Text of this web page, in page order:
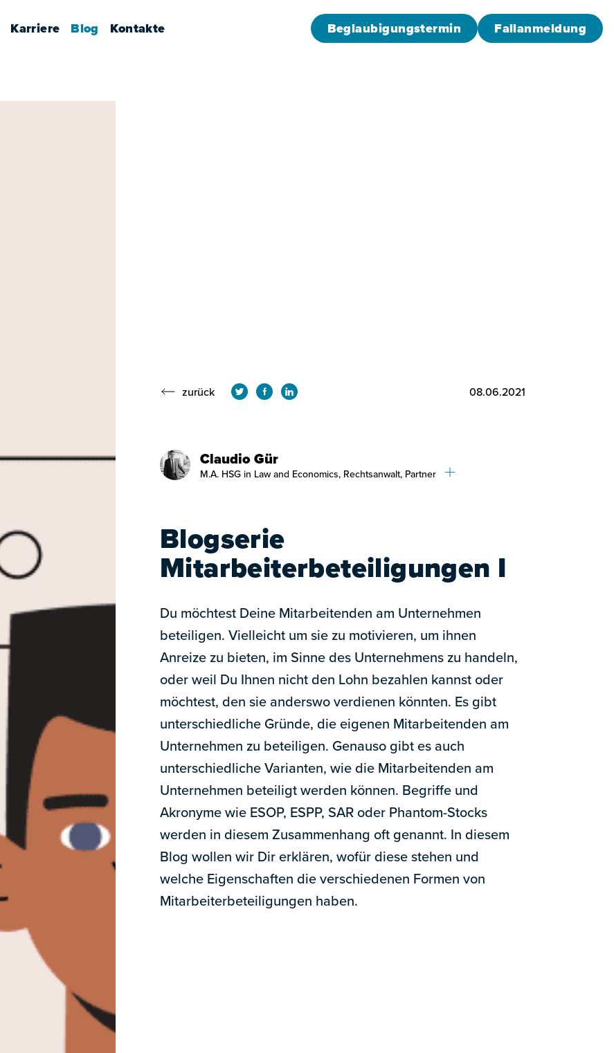
Karriere Blog Kontakte Beglaubigungstermin Fallanmeldung
zurück 08.06.2021
Claudio Gür
M.A. HSG in Law and Economics, Rechtsanwalt, Partner
Blogserie
Mitarbeiterbeteiligungen I
Du möchtest Deine Mitarbeitenden am Unternehmen
beteiligen. Vielleicht um sie zu motivieren, um ihnen
Anreize zu bieten, im Sinne des Unternehmens zu handeln,
oder weil Du Ihnen nicht den Lohn bezahlen kannst oder
möchtest, den sie anderswo verdienen könnten. Es gibt
unterschiedliche Gründe, die eigenen Mitarbeitenden am
Unternehmen zu beteiligen. Genauso gibt es auch
unterschiedliche Varianten, wie die Mitarbeitenden am
Unternehmen beteiligt werden können. Begriffe und
Akronyme wie ESOP, ESPP, SAR oder Phantom-Stocks
werden in diesem Zusammenhang oft genannt. In diesem
Blog wollen wir Dir erklären, wofür diese stehen und
welche Eigenschaften die verschiedenen Formen von
Mitarbeiterbeteiligungen haben.